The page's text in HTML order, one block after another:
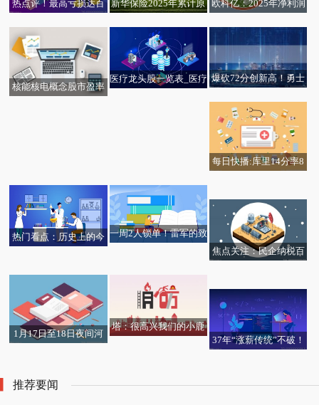
热点评！最高亏损达百
预亏公告 哪家“减亏”更
胜一筹？
新华保险2025年累计原
亿元 同比增长15%
欧科亿：2025年净利润
核能核电概念股市盈率
医疗龙头股一览表_医疗 爆砍72分创新高！勇士
赢，4号秀空砍24+11
每日快播:库里14分率8
蜂3连胜，追梦20分6助
攻
热门看点：历史上的今
我国自主开发的第一代
彩电在湖南问世
一周2人锁单！雷军的致
焦点关注：民企纳税百
店：满足条件即可
1月17日至18日夜间河
塔：很高兴我们的小鹿
37年“涨薪传统”不破！
推荐要闻